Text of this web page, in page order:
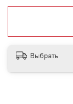
Выбрать